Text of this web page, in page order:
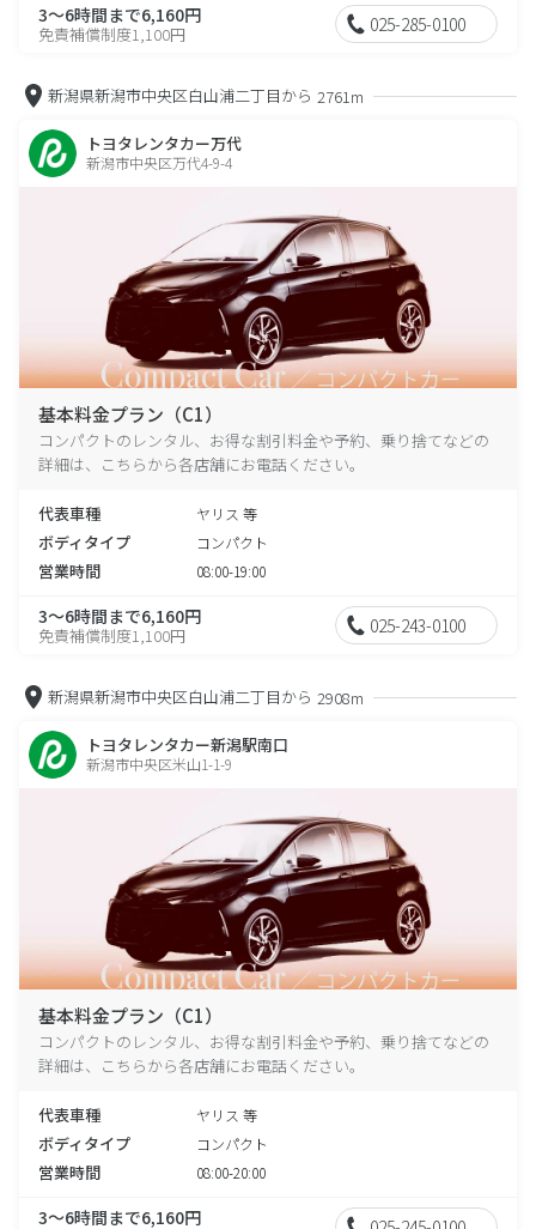
3～6時間まで6,160円
免責補償制度1,100円 025-285-0100
新潟県新潟市中央区白山浦二丁目から 2761m
トヨタレンタカー万代
新潟市中央区万代4-9-4
基本料金プラン（C1）
コンパクトのレンタル、お得な割引料金や予約、乗り捨てなどの
詳細は、こちらから各店舗にお電話ください。
代表車種 ヤリス 等
ボディタイプ コンパクト
営業時間 08:00-19:00
3～6時間まで6,160円
免責補償制度1,100円 025-243-0100
新潟県新潟市中央区白山浦二丁目から 2908m
トヨタレンタカー新潟駅南口
新潟市中央区米山1-1-9
基本料金プラン（C1）
コンパクトのレンタル、お得な割引料金や予約、乗り捨てなどの
詳細は、こちらから各店舗にお電話ください。
代表車種 ヤリス 等
ボディタイプ コンパクト
営業時間 08:00-20:00
3～6時間まで6,160円